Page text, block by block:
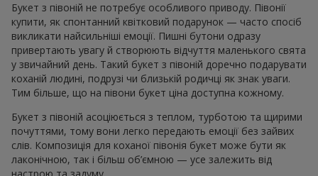
Букет з півоній не потребує особливого приводу. Півонії
купити, як спонтанний квітковий подарунок — часто спосіб
викликати найсильніші емоції. Пишні бутони одразу
привертають увагу й створюють відчуття маленького свята
у звичайний день. Такий букет з півоній доречно подарувати
коханій людині, подрузі чи близькій родичці як знак уваги.
Тим більше, що на півони букет ціна доступна кожному.
Букет з півоній асоціюється з теплом, турботою та щирими
почуттями, тому вони легко передають емоції без зайвих
слів. Композиція для коханої півонія букет може бути як
лаконічною, так і більш об’ємною — усе залежить від